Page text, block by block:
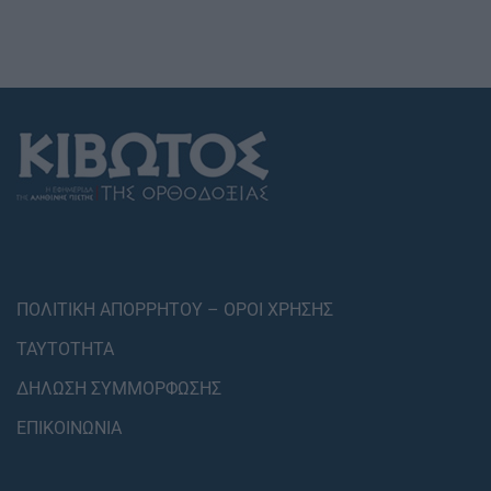
ΠΟΛΙΤΙΚΗ ΑΠΟΡΡΗΤΟΥ – ΟΡΟΙ ΧΡΗΣΗΣ
ΤΑΥΤΟΤΗΤΑ
ΔΗΛΩΣΗ ΣΥΜΜΟΡΦΩΣΗΣ
ΕΠΙΚΟΙΝΩΝΙΑ